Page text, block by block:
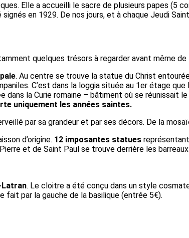
Elle a accueilli le sacre de plusieurs papes (5
en 1929. De nos jours, et à chaque Jeudi
quelques trésors à regarder avant même de
. Au centre se trouve la statue du Christ
C’est dans la loggia située au 1er étage
dans la Curie romaine – bâtiment où se réunissait
uniquement les années saintes.
par sa grandeur et par ses décors. De la
d’origine. 12 imposantes statues
et de Saint Paul se trouve derrière les
Latran. Le cloitre a été conçu dans un style
fait par la gauche de la basilique (entrée 5€).